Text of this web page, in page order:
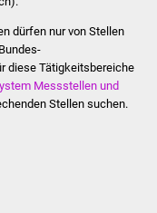
Parteien
dürfen nur von Stellen
diese Tätigkeitsbereiche
Messstellen und
Stellen suchen.